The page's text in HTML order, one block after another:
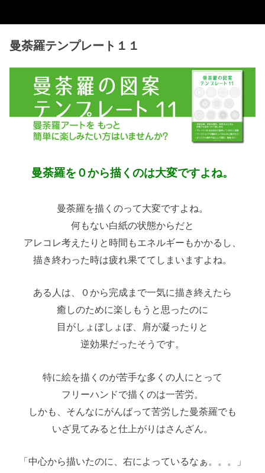
曼荼羅テンプレート１１
曼荼羅を０から描くのは大変ですよね。
曼荼羅を描くのって大変ですよね。
何もない白紙の状態からだと
アレコレ考えたりと時間もエネルギーもかかるし、
描き終わった時は疲れ果ててしまいますよね。
ある人は、０から完成まで一気に描き終えたら
癒しのために楽しもうと思ったのに
目がしょぼしょぼ、肩が凝ったりと
逆効果だったそうです。
特に絵を描くのが苦手な多くの人にとって
フリーハンドで描くのは一苦労。
しかも、そんなにがんばって苦労した曼荼羅でも
いざ見てみると仕上がりはさんざん。
「中心から描いたのに、右によっているなぁ。。。」